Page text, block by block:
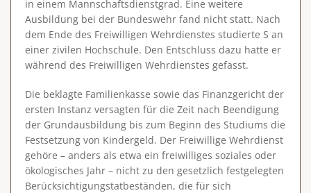
in einem Mannschaftsdienstgrad. Eine weitere
Ausbildung bei der Bundeswehr fand nicht statt. Nach
dem Ende des Freiwilligen Wehrdienstes studierte S an
einer zivilen Hochschule. Den Entschluss dazu hatte er
während des Freiwilligen Wehrdienstes gefasst.
Die beklagte Familienkasse sowie das Finanzgericht der
ersten Instanz versagten für die Zeit nach Beendigung
der Grundausbildung bis zum Beginn des Studiums die
Festsetzung von Kindergeld. Der Freiwillige Wehrdienst
gehöre – anders als etwa ein freiwilliges soziales oder
ökologisches Jahr – nicht zu den gesetzlich festgelegten
Berücksichtigungstatbeständen, die für sich